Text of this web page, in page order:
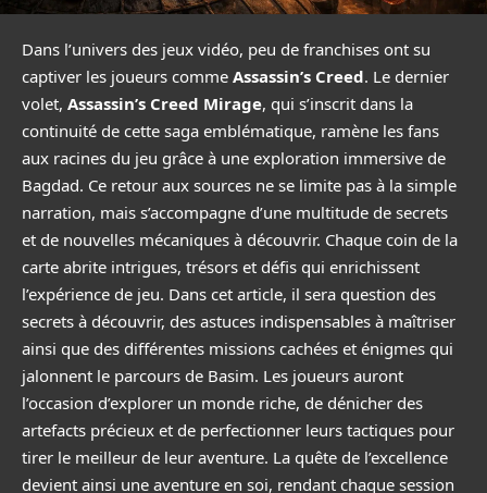
Dans l’univers des jeux vidéo, peu de franchises ont su
captiver les joueurs comme Assassin’s Creed. Le dernier
volet, Assassin’s Creed Mirage, qui s’inscrit dans la
continuité de cette saga emblématique, ramène les fans
aux racines du jeu grâce à une exploration immersive de
Bagdad. Ce retour aux sources ne se limite pas à la simple
narration, mais s’accompagne d’une multitude de secrets
et de nouvelles mécaniques à découvrir. Chaque coin de la
carte abrite intrigues, trésors et défis qui enrichissent
l’expérience de jeu. Dans cet article, il sera question des
secrets à découvrir, des astuces indispensables à maîtriser
ainsi que des différentes missions cachées et énigmes qui
jalonnent le parcours de Basim. Les joueurs auront
l’occasion d’explorer un monde riche, de dénicher des
artefacts précieux et de perfectionner leurs tactiques pour
tirer le meilleur de leur aventure. La quête de l’excellence
devient ainsi une aventure en soi, rendant chaque session